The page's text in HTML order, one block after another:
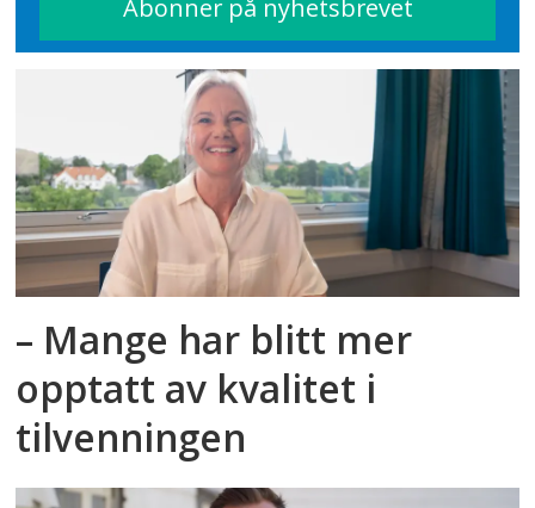
– Mange har blitt mer
opptatt av kvalitet i
tilvenningen